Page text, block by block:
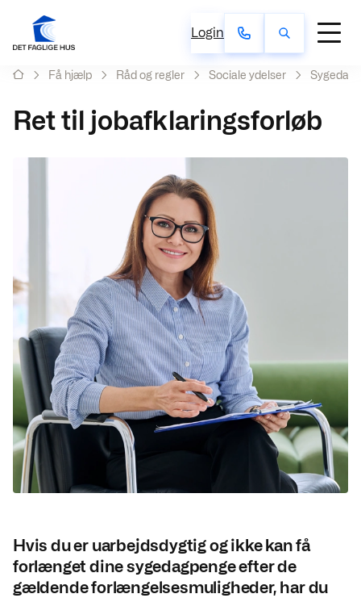
Login
Få hjælp Råd og regler Sociale ydelser
Ret til jobafklaringsforløb
Hvis du er uarbejdsdygtig og ikke kan få
forlænget dine sygedagpenge efter de
gældende forlængelsesmuligheder, har du